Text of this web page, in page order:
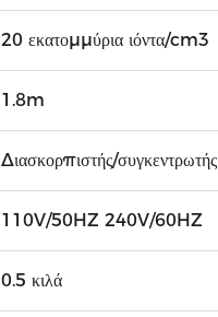
20 εκατομμύρια ιόντα/cm3
1.8m
Διασκορπιστής/συγκεντρωτής
110V/50HZ 240V/60HZ
0.5 κιλά